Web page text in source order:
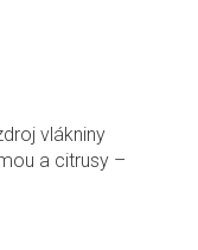
vlákniny
a citrusy –